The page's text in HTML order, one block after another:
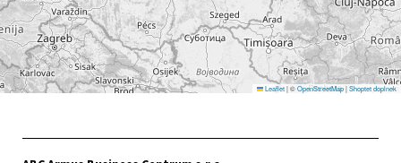
Leaflet|©OpenStreetMap|Shoptet doplnek